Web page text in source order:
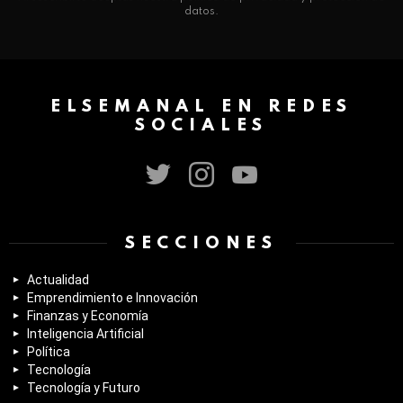
datos.
ELSEMANAL EN REDES
SOCIALES
SECCIONES
Actualidad
Emprendimiento e Innovación
Finanzas y Economía
Inteligencia Artificial
Política
Tecnología
Tecnología y Futuro